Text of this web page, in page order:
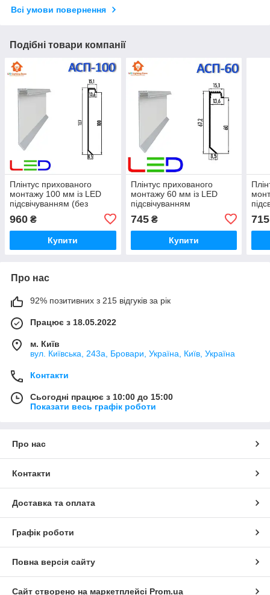
Всі умови повернення
Подібні товари компанії
Плінтус прихованого
монтажу 100 мм із LED
підсвічуванням (без
960 ₴
Купити
Плінтус прихованого
монтажу 60 мм із LED
підсвічуванням
(порошкове фарбування
RAL) 2600мм.
745₴
Купити
715
Про нас
92% позитивних з 215 відгуків за рік
Працює з 18.05.2022
м. Київ
вул. Київська, 243а, Бровари, Україна, Київ, Україна
Контакти
Сьогодні працює з 10:00 до 15:00
Показати весь графік роботи
Про нас
Контакти
Доставка та оплата
Графік роботи
Повна версія сайту
Сайт створено на маркетплейсі Prom.ua